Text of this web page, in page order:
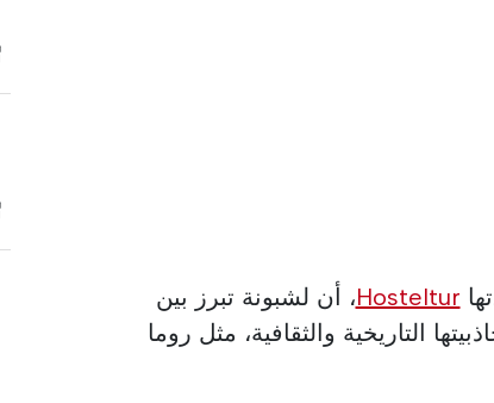
Hosteltur، أن لشبونة تبرز بين
التاريخية والثقافية، مثل روما